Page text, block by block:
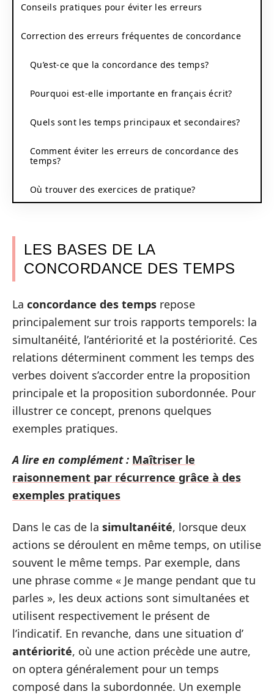
Conseils pratiques pour éviter les erreurs
Correction des erreurs fréquentes de concordance
Qu’est-ce que la concordance des temps?
Pourquoi est-elle importante en français écrit?
Quels sont les temps principaux et secondaires?
Comment éviter les erreurs de concordance des
temps?
Où trouver des exercices de pratique?
LES BASES DE LA
CONCORDANCE DES TEMPS
La concordance des temps repose
principalement sur trois rapports temporels: la
simultanéité, l’antériorité et la postériorité. Ces
relations déterminent comment les temps des
verbes doivent s’accorder entre la proposition
principale et la proposition subordonnée. Pour
illustrer ce concept, prenons quelques
exemples pratiques.
A lire en complément : Maîtriser le
raisonnement par récurrence grâce à des
exemples pratiques
Dans le cas de la simultanéité, lorsque deux
actions se déroulent en même temps, on utilise
souvent le même temps. Par exemple, dans
une phrase comme « Je mange pendant que tu
parles », les deux actions sont simultanées et
utilisent respectivement le présent de
l’indicatif. En revanche, dans une situation d’
antériorité, où une action précède une autre,
on optera généralement pour un temps
composé dans la subordonnée. Un exemple